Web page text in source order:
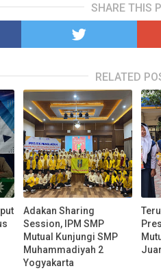
SHARE THIS
RELATED
Adakan Sharing
Session, IPM SMP
Mutual Kunjungi SMP
Muhammadiyah 2
Yogyakarta